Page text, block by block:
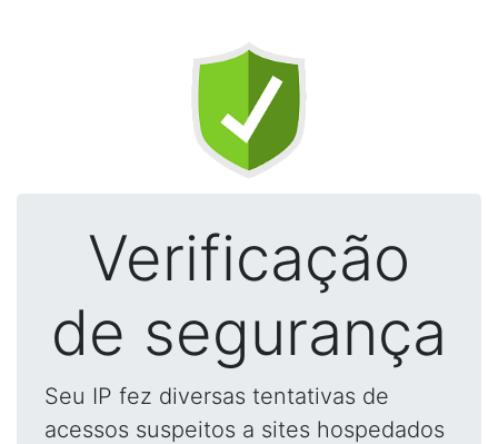
Verificação
de segurança
Seu IP fez diversas tentativas de
acessos suspeitos a sites hospedados